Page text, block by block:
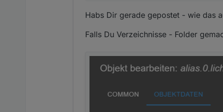
Habs Dir gerade gepostet - wie das
Falls Du Verzeichnisse - Folder